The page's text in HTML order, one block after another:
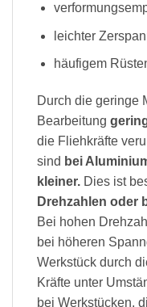
leichter
häufigem
Durch die geringe
Bearbeitung
die Fliehkräfte
sind bei
kleiner. Dies ist
Drehzahlen oder
Bei hohen
bei höheren
Werkstück durch
Kräfte unter
bei Werkstücken,